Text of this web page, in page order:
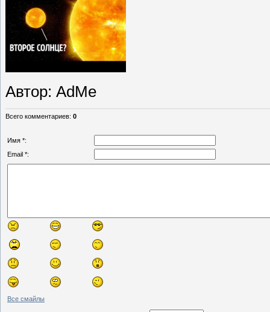
Автор: AdMe
Всего комментариев: 0
Имя *:
Email *:
Все смайлы